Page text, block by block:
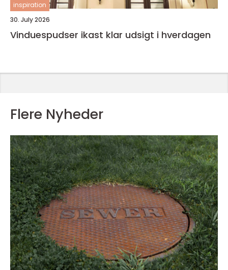
inspiration
30. July 2026
Vinduespudser ikast klar udsigt i hverdagen
Flere Nyheder